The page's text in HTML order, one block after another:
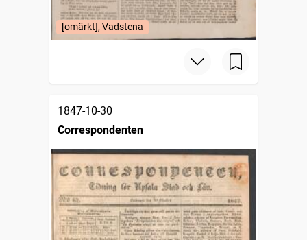
[omärkt], Vadstena
1847-10-30
Correspondenten